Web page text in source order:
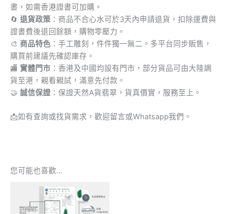
書，如需香港證書可加購。
🔄 退貨政策 ：商品不合心水可於3天內申請退貨，扣除運費與
證書費後退回餘額，購物零壓力。
🎨 商品特色 ：手工雕刻，件件獨一無二。多平台同步販售，
購買前建議先確認庫存。
🏬 實體門市 ：香港及中國均設有門市，部分貨品可由大陸調
貨至港，親看親試，滿意先付款。
🤝 誠信保證 ：保證天然A貨翡翠，貨真價實，服務至上。
📩如有查詢或找貨需求，歡迎留言或Whatsapp我們。
您可能也喜歡…